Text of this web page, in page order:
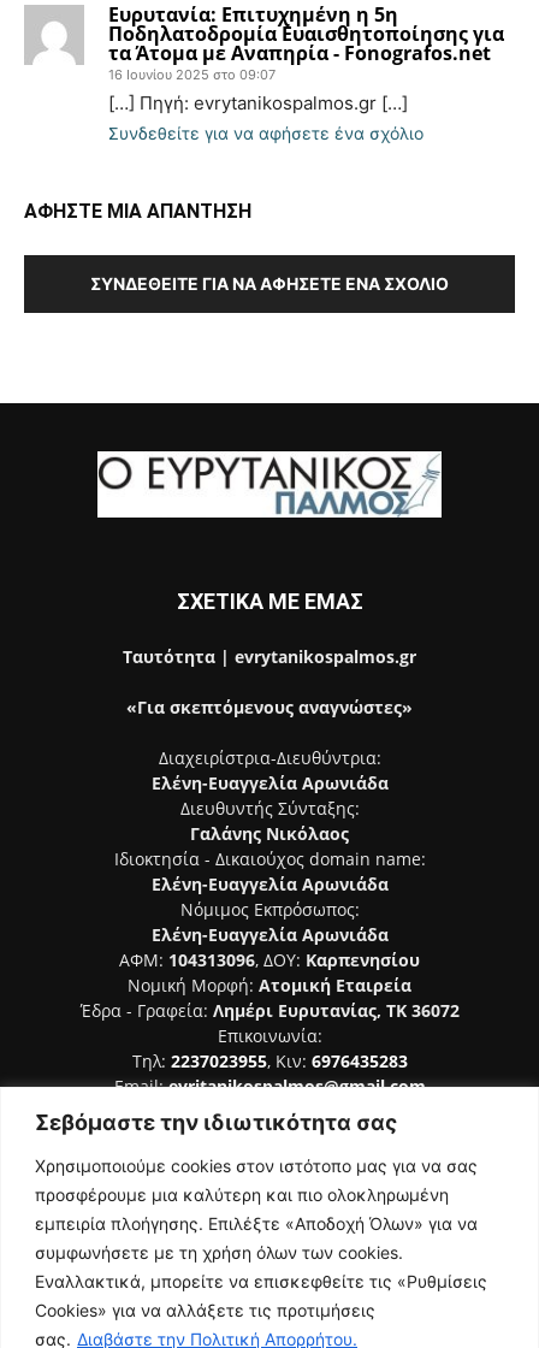
Σεβόμαστε την ιδιωτικότητα σας
Χρησιμοποιούμε cookies στον ιστότοπο μας για να σας
προσφέρουμε μια καλύτερη και πιο ολοκληρωμένη
εμπειρία πλοήγησης. Επιλέξτε «Αποδοχή Όλων» για να
συμφωνήσετε με τη χρήση όλων των cookies.
Εναλλακτικά, μπορείτε να επισκεφθείτε τις «Ρυθμίσεις
Cookies» για να αλλάξετε τις προτιμήσεις
σας. Διαβάστε την Πολιτική Απορρήτου.
Ευρυτανία: Επιτυχημένη η 5η
Ποδηλατοδρομία Ευαισθητοποίησης για
τα Άτομα με Αναπηρία - Fonografos.net
16 Ιουνίου 2025 στο 09:07
[…] Πηγή: evrytanikospalmos.gr […]
Συνδεθείτε για να αφήσετε ένα σχόλιο
ΑΦΗΣΤΕ ΜΙΑ ΑΠΑΝΤΗΣΗ
ΣΥΝΔΕΘΕΊΤΕ ΓΙΑ ΝΑ ΑΦΉΣΕΤΕ ΈΝΑ ΣΧΌΛΙΟ
ΣΧΕΤΙΚΑ ΜΕ ΕΜΑΣ
Ταυτότητα | evrytanikospalmos.gr
«Για σκεπτόμενους αναγνώστες»
Διαχειρίστρια-Διευθύντρια:
Ελένη-Ευαγγελία Αρωνιάδα
Διευθυντής Σύνταξης:
Γαλάνης Νικόλαος
Ιδιοκτησία - Δικαιούχος domain name:
Ελένη-Ευαγγελία Αρωνιάδα
Νόμιμος Εκπρόσωπος:
Ελένη-Ευαγγελία Αρωνιάδα
ΑΦΜ: 104313096, ΔΟΥ: Καρπενησίου
Νομική Μορφή: Ατομική Εταιρεία
Έδρα - Γραφεία: Λημέρι Ευρυτανίας, ΤΚ 36072
Επικοινωνία:
Τηλ: 2237023955, Κιν: 6976435283
Email:evritanikospalmos@gmail.com
Αριθμός Πιστοποίησης Μ.Η.Τ. 242044
ΑΚΟΛΟΥΘΗΣΕ ΜΑΣ